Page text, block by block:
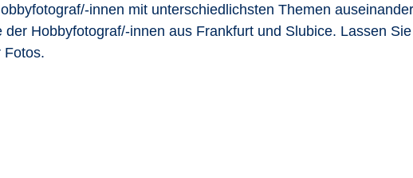
innen mit unterschiedlichsten Themen
Hobbyfotograf/-innen aus Frankfurt und Slubice. Lassen
Fotos.